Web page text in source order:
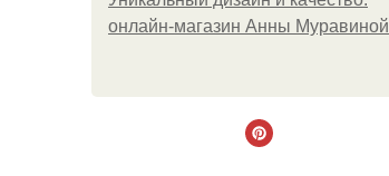
онлайн-магазин Анны Муравиной